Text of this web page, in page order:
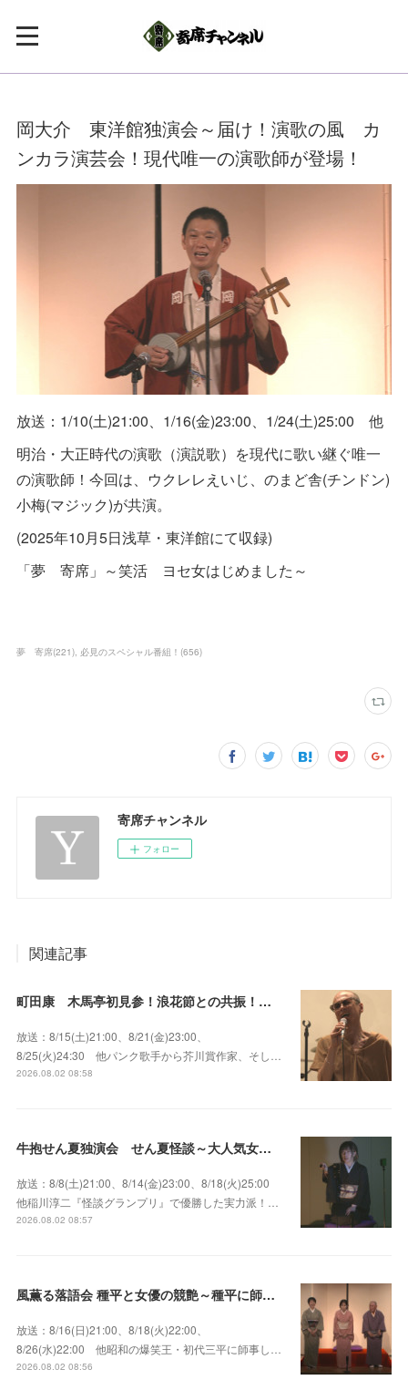
岡大介 東洋館独演会～届け！演歌の風 カ
ンカラ演芸会！現代唯一の演歌師が登場！
放送：1/10(土)21:00、1/16(金)23:00、1/24(土)25:00 他
明治・大正時代の演歌（演説歌）を現代に歌い継ぐ唯一
の演歌師！今回は、ウクレレえいじ、のまど舎(チンドン)
小梅(マジック)が共演。
(2025年10月5日浅草・東洋館にて収録)
「夢 寄席」～笑活 ヨセ女はじめました～
夢 寄席(221) 必見のスペシャル番組！ (656)
寄席チャンネル
フォロー
関連記事
町田康 木馬亭初見参！浪花節との共振！～マチダ地蔵尊 他
放送：8/15(土)21:00、8/21(金)23:00、
8/25(火)24:30 他パンク歌手から芥川賞作家、そし…
2026.08.02 08:58
牛抱せん夏独演会 せん夏怪談～大人気女性怪談師とっておきの背筋も凍る…
放送：8/8(土)21:00、8/14(金)23:00、8/18(火)25:00
他稲川淳二『怪談グランプリ』で優勝した実力派！…
2026.08.02 08:57
風薫る落語会 種平と女優の競艶～種平に師事した女優たちが百花繚乱に咲き誇る大人気落語会
放送：8/16(日)21:00、8/18(火)22:00、
8/26(水)22:00 他昭和の爆笑王・初代三平に師事し…
2026.08.02 08:56